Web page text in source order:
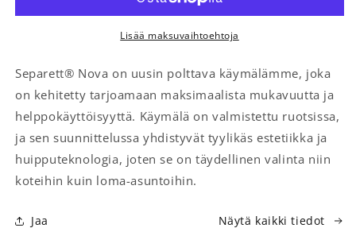
Lisää maksuvaihtoehtoja
Separett® Nova on uusin polttava käymälämme, joka
on kehitetty tarjoamaan maksimaalista mukavuutta ja
helppokäyttöisyyttä. Käymälä on valmistettu ruotsissa,
ja sen suunnittelussa yhdistyvät tyylikäs estetiikka ja
huipputeknologia, joten se on täydellinen valinta niin
koteihin kuin loma-asuntoihin.
Jaa Näytä kaikki tiedot